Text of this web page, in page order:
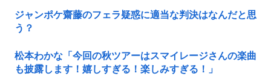
ジャンポケ齋藤のフェラ疑惑に適当な判決はなんだと思
う？
松本わかな「今回の秋ツアーはスマイレージさんの楽曲
も披露します！嬉しすぎる！楽しみすぎる！」